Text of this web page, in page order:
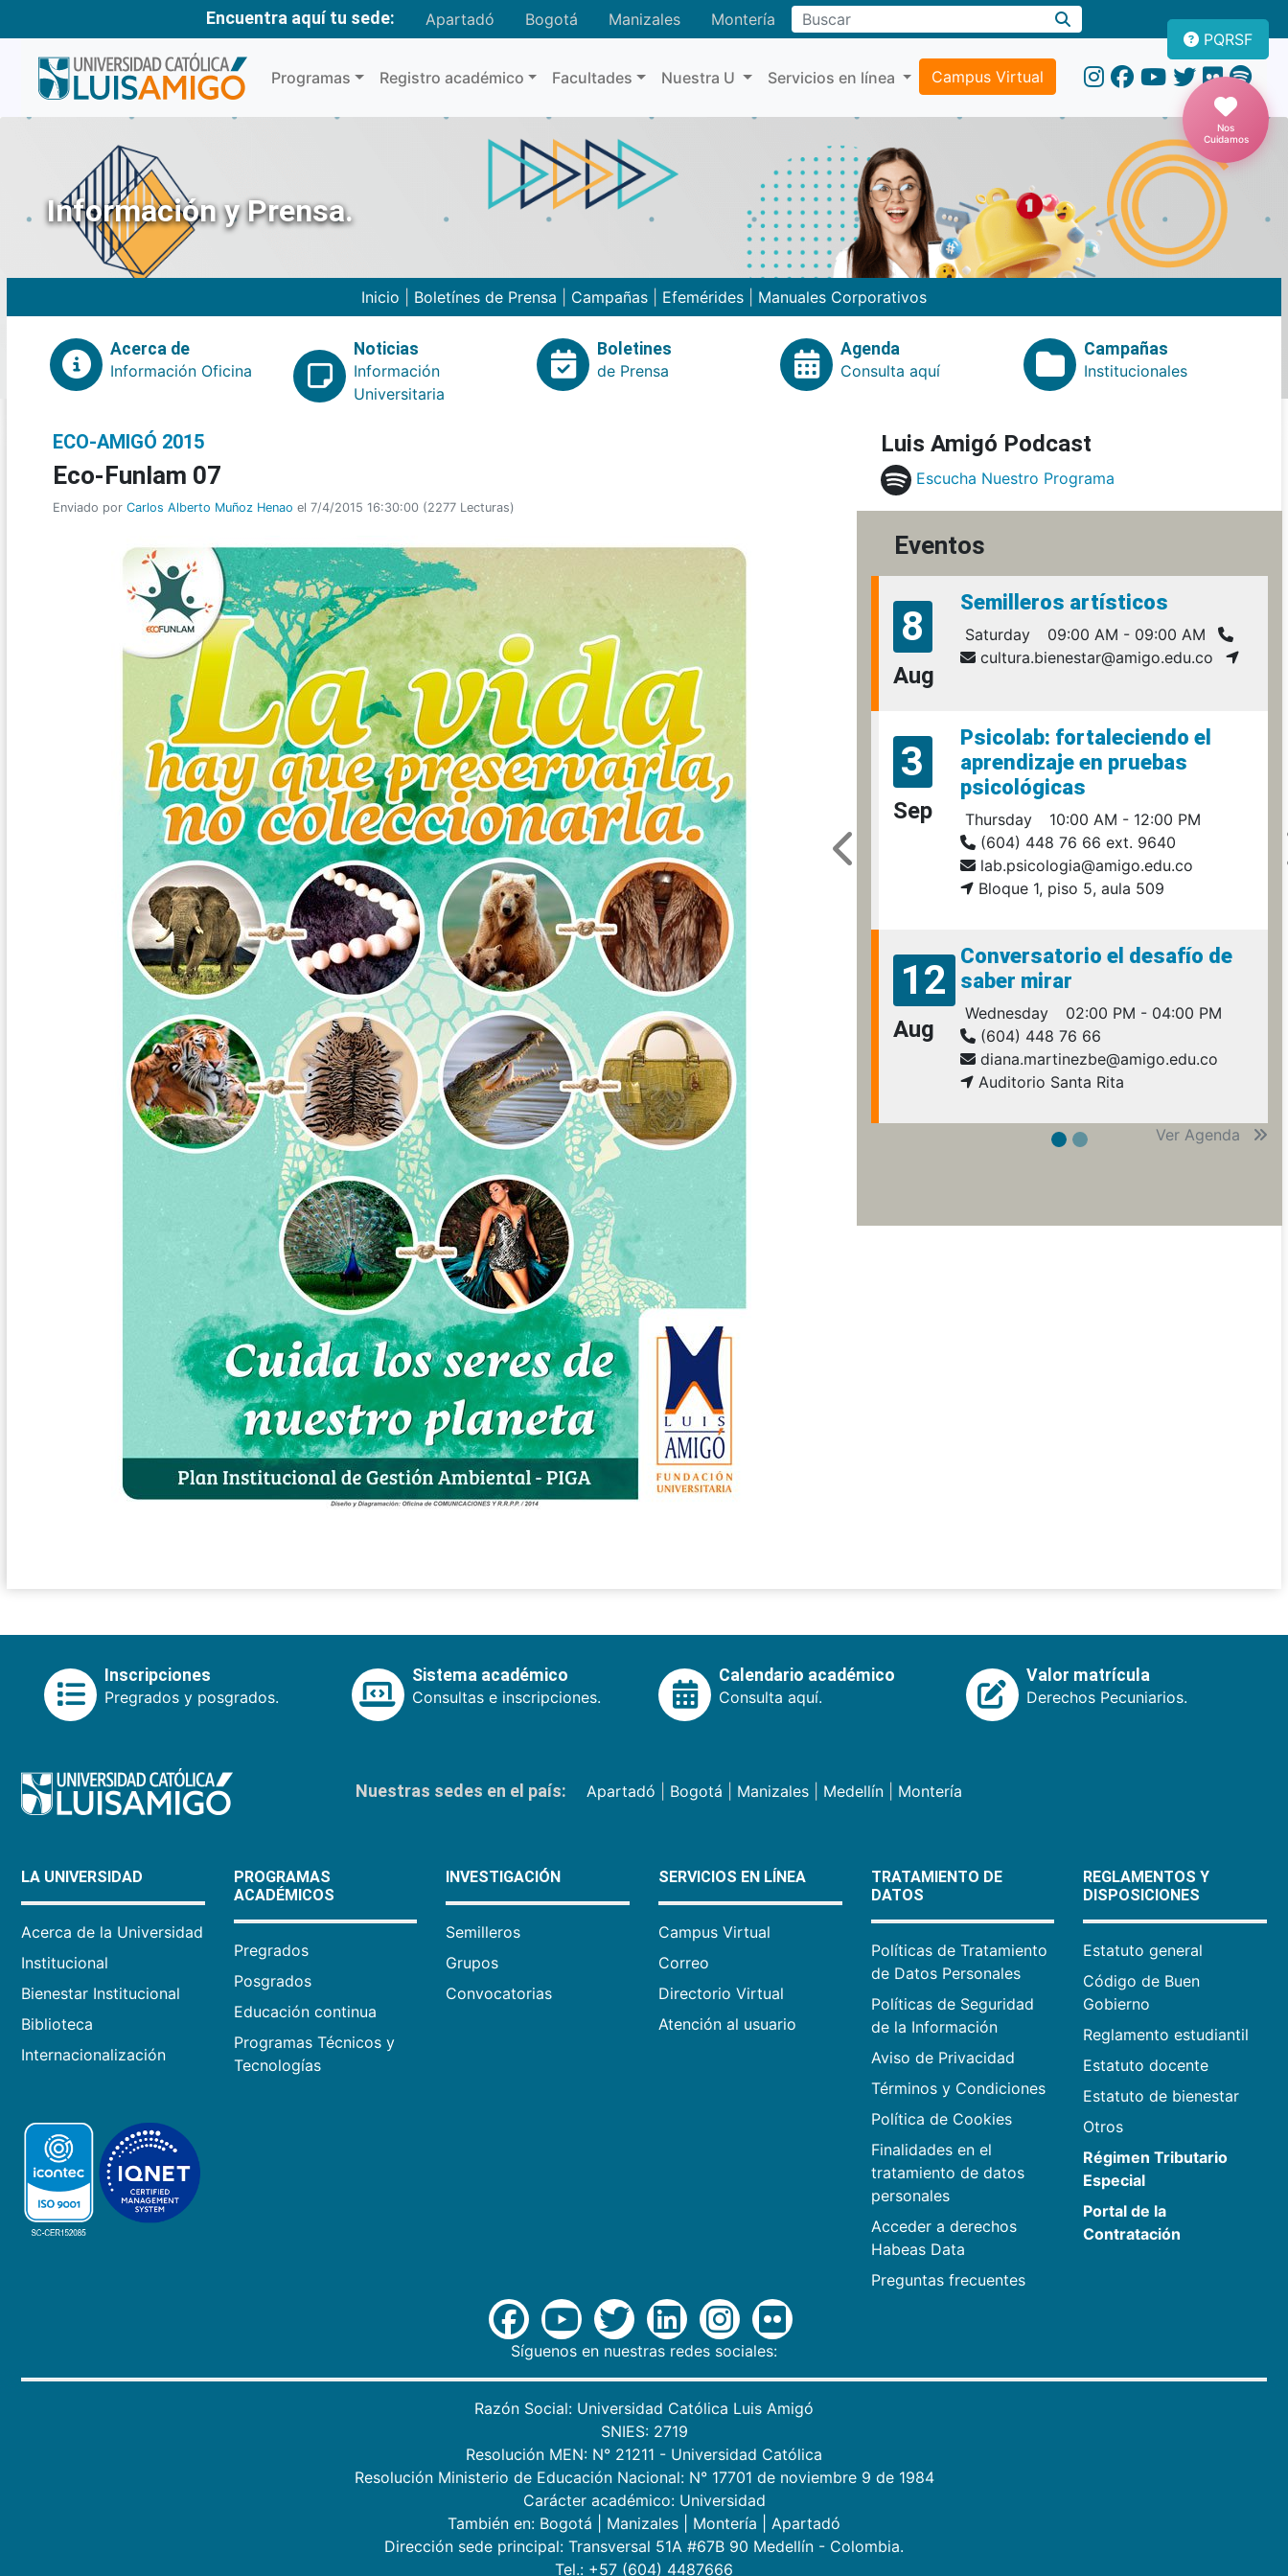
Encuentra aquí tu sede: Apartadó Bogotá Manizales MonteríaBuscar
Programas Registro académico Facultades Nuestra U Servicios en línea Campus Virtual
PQRSF
Nos
Cuidamos
Información y Prensa.
Inicio Boletínes de Prensa Campañas Efemérides Manuales Corporativos
Acerca de
Información Oficina
Noticias
Información
Universitaria
Boletines
de Prensa
Agenda
Consulta aquí
Campañas
Institucionales
ECO-AMIGÓ 2015
Eco-Funlam 07
Enviado por Carlos Alberto Muñoz Henao el 7/4/2015 16:30:00 (2277 Lecturas)
Luis Amigó Podcast
Escucha Nuestro Programa
Eventos
8
Aug
Semilleros artísticos
Saturday
09:00 AM - 09:00 AM
cultura.bienestar@amigo.edu.co
3
Sep
Psicolab: fortaleciendo el
aprendizaje en pruebas
psicológicas
Thursday
10:00 AM - 12:00 PM
(604) 448 76 66 ext. 9640
lab.psicologia@amigo.edu.co
Bloque 1, piso 5, aula 509
12
Aug
Conversatorio el desafío de
saber mirar
Wednesday
02:00 PM - 04:00 PM
(604) 448 76 66
diana.martinezbe@amigo.edu.co
Auditorio Santa Rita
Ver Agenda
Inscripciones
Pregrados y posgrados.
Sistema académico
Consultas e inscripciones.
Calendario académico
Consulta aquí.
Valor matrícula
Derechos Pecuniarios.
Nuestras sedes en el país: Apartadó Bogotá Manizales| Medellín| Montería
LA UNIVERSIDAD
Acerca de la Universidad
Institucional
Bienestar Institucional
Biblioteca
Internacionalización
PROGRAMAS
ACADÉMICOS
Pregrados
Posgrados
Educación continua
Programas Técnicos y
Tecnologías
INVESTIGACIÓN
Semilleros
Grupos
Convocatorias
SERVICIOS EN LÍNEA
Campus Virtual
Correo
Directorio Virtual
Atención al usuario
TRATAMIENTO DE
DATOS
Políticas de Tratamiento
de Datos Personales
Políticas de Seguridad
de la Información
Aviso de Privacidad
Términos y Condiciones
Política de Cookies
Finalidades en el
tratamiento de datos
personales
Acceder a derechos
Habeas Data
Preguntas frecuentes
REGLAMENTOS Y
DISPOSICIONES
Estatuto general
Código de Buen
Gobierno
Reglamento estudiantil
Estatuto docente
Estatuto de bienestar
Otros
Régimen Tributario
Especial
Portal de la
Contratación
Síguenos en nuestras redes sociales:
Razón Social: Universidad Católica Luis Amigó
SNIES: 2719
Resolución MEN: N° 21211 - Universidad Católica
Resolución Ministerio de Educación Nacional: N° 17701 de noviembre 9 de 1984
Carácter académico: Universidad
También en: Bogotá Manizales Montería
Apartadó
Dirección sede principal: Transversal 51A #67B 90 Medellín - Colombia.
Tel.: +57 (604) 4487666